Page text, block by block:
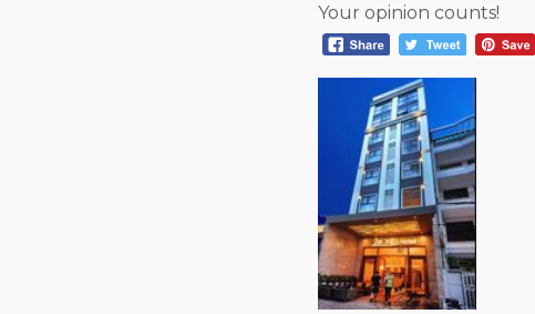
Your opinion counts!